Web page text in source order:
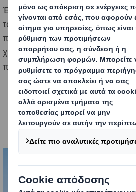
Έκθεση Ιεράπετρας (AgroExpo)
το διάστημα 26-28 Μαΐου στον
πρώην Agrex στην πόλη της
χιλιάδες επισκέπτες από τον κλάδο
παραγωγής και των γεωργικών